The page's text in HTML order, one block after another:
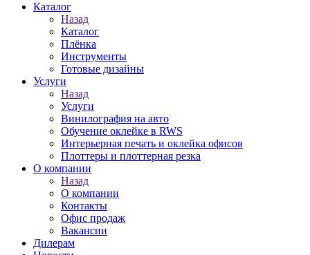
Каталог
Назад
Каталог
Плёнка
Инструменты
Готовые дизайны
Услуги
Назад
Услуги
Винилография на авто
Обучение оклейке в RWS
Интерьерная печать и оклейка офисов
Плоттеры и плоттерная резка
О компании
Назад
О компании
Контакты
Офис продаж
Вакансии
Дилерам